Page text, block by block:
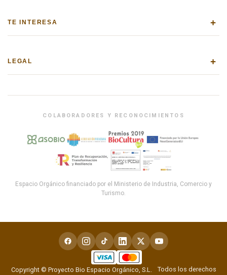
TE INTERESA +
LEGAL +
COLABORADORES Y RECONOCIMIENTOS
Espacio Orgánico financiado por el Ministerio de Industria, Comercio y
Turismo.
Copyright © Proyecto Bio Espacio Orgánico, S.L. Todos los derechos